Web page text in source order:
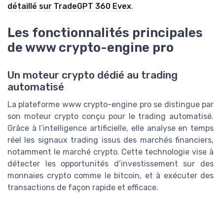
détaillé sur TradeGPT 360 Evex.
Les fonctionnalités principales
de www crypto-engine pro
Un moteur crypto dédié au trading
automatisé
La plateforme www crypto-engine pro se distingue par
son moteur crypto conçu pour le trading automatisé.
Grâce à l’intelligence artificielle, elle analyse en temps
réel les signaux trading issus des marchés financiers,
notamment le marché crypto. Cette technologie vise à
détecter les opportunités d’investissement sur des
monnaies crypto comme le bitcoin, et à exécuter des
transactions de façon rapide et efficace.